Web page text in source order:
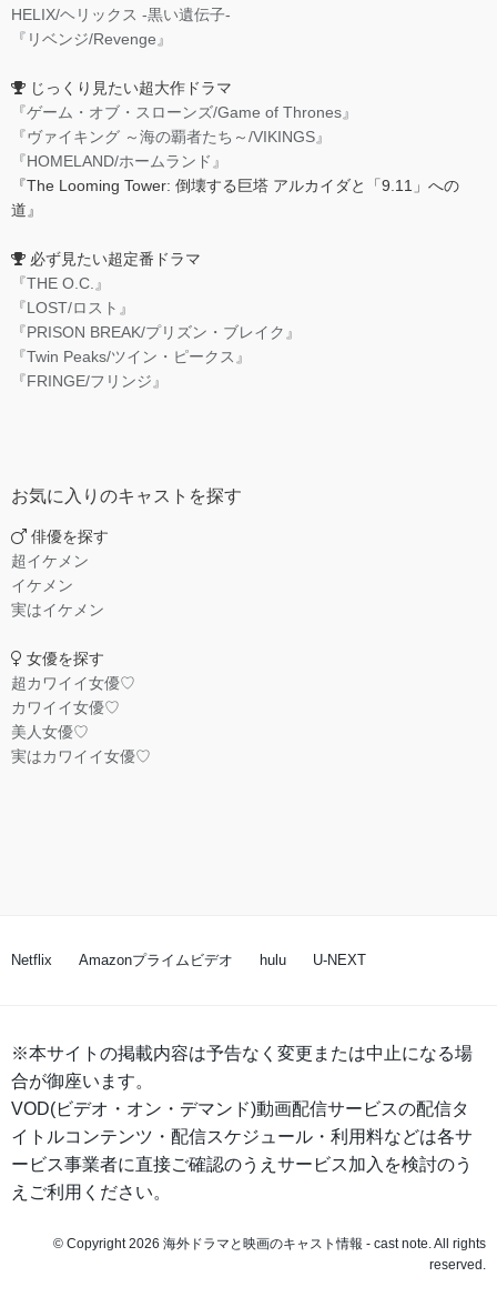
HELIX/ヘリックス -黒い遺伝子-
『リベンジ/Revenge』
じっくり見たい超大作ドラマ
『ゲーム・オブ・スローンズ/Game of Thrones』
『ヴァイキング ～海の覇者たち～/VIKINGS』
『HOMELAND/ホームランド』
『The Looming Tower: 倒壊する巨塔 アルカイダと「9.11」への
道』
必ず見たい超定番ドラマ
『THE O.C.』
『LOST/ロスト』
『PRISON BREAK/プリズン・ブレイク』
『Twin Peaks/ツイン・ピークス』
『FRINGE/フリンジ』
お気に入りのキャストを探す
俳優を探す
超イケメン
イケメン
実はイケメン
女優を探す
超カワイイ女優♡
カワイイ女優♡
美人女優♡
実はカワイイ女優♡
Netflix Amazonプライムビデオ hulu U-NEXT
※本サイトの掲載内容は予告なく変更または中止になる場
合が御座います。
VOD(ビデオ・オン・デマンド)動画配信サービスの配信タ
イトルコンテンツ・配信スケジュール・利用料などは各サ
ービス事業者に直接ご確認のうえサービス加入を検討のう
えご利用ください。
© Copyright 2026 海外ドラマと映画のキャスト情報 - cast note. All rights
reserved.